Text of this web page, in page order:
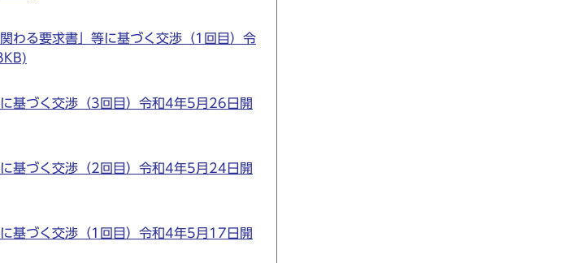
わる要求書」等に基づく交渉（1回目）令
基づく交渉（3回目）令和4年5月26日開
基づく交渉（2回目）令和4年5月24日開
基づく交渉（1回目）令和4年5月17日開